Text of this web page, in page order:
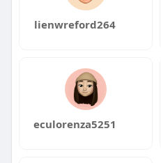
lienwreford264
eculorenza5251